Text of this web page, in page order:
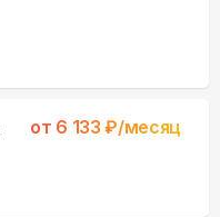
от 6 133 ₽/месяц